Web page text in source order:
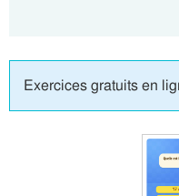
Exercices gratuits en